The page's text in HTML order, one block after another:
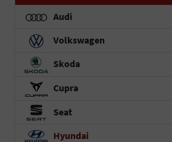
Audi
Volkswagen
Skoda
Cupra
Seat
Hyundai